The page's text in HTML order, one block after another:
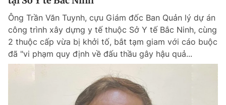
Ông Trần Văn Tuynh, cựu Giám đốc Ban Quản lý dự án
công trình xây dựng y tế thuộc Sở Y tế Bắc Ninh, cùng
2 thuộc cấp vừa bị khởi tố, bắt tạm giam với cáo buộc
đã "vi phạm quy định về đấu thầu gây hậu quả...